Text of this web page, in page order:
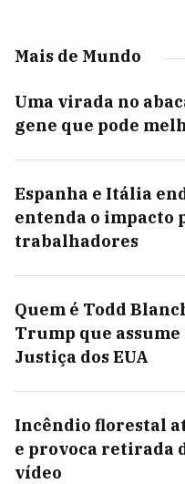
Mais de Mundo
Uma virada no
gene que pode
Espanha e Itália
entenda o impacto
trabalhadores
Quem é Todd
Trump que
Justiça dos EUA
Incêndio florestal
e provoca retirada
vídeo